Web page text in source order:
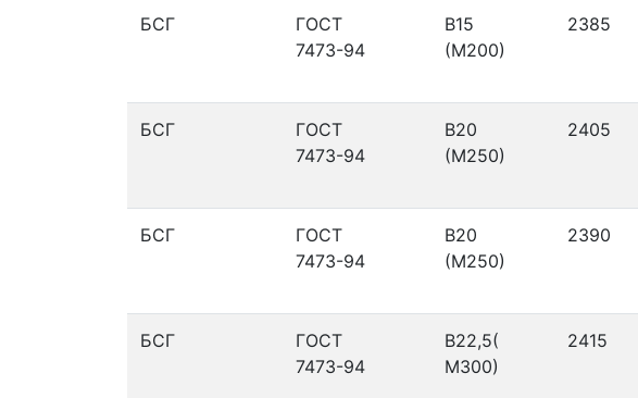
БСГ
ГОСТ
7473-94
В15
(М200)
2385
БСГ
ГОСТ
7473-94
В20
(М250)
2405
БСГ
ГОСТ
7473-94
В20
(М250)
2390
БСГ
ГОСТ
7473-94
В22,5(
М300)
2415